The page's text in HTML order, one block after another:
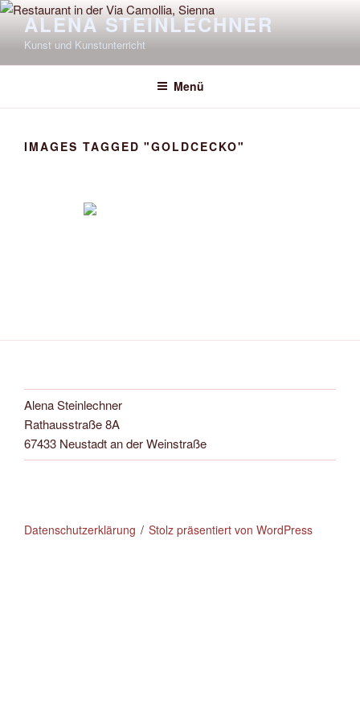
Zum
Inhalt
springen
ALENA STEINLECHNER
Kunst und Kunstunterricht
Menü
IMAGES TAGGED "GOLDCECKO"
Alena Steinlechner
Rathausstraße 8A
67433 Neustadt an der Weinstraße
Datenschutzerklärung Stolz präsentiert von WordPress